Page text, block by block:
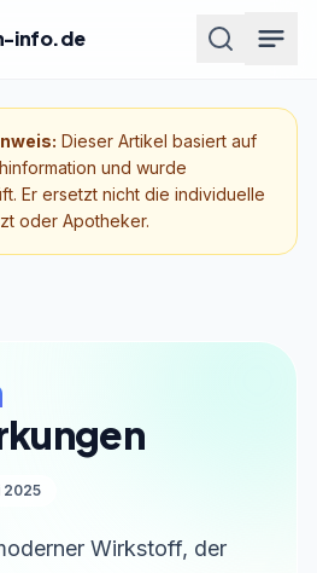
info.de
Dieser Artikel basiert auf
und wurde
Er ersetzt nicht die individuelle
oder Apotheker.
2025
Wirkstoff, der